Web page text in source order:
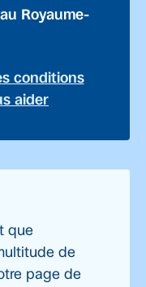
Royaume-
conditions
aider
que
de
page de